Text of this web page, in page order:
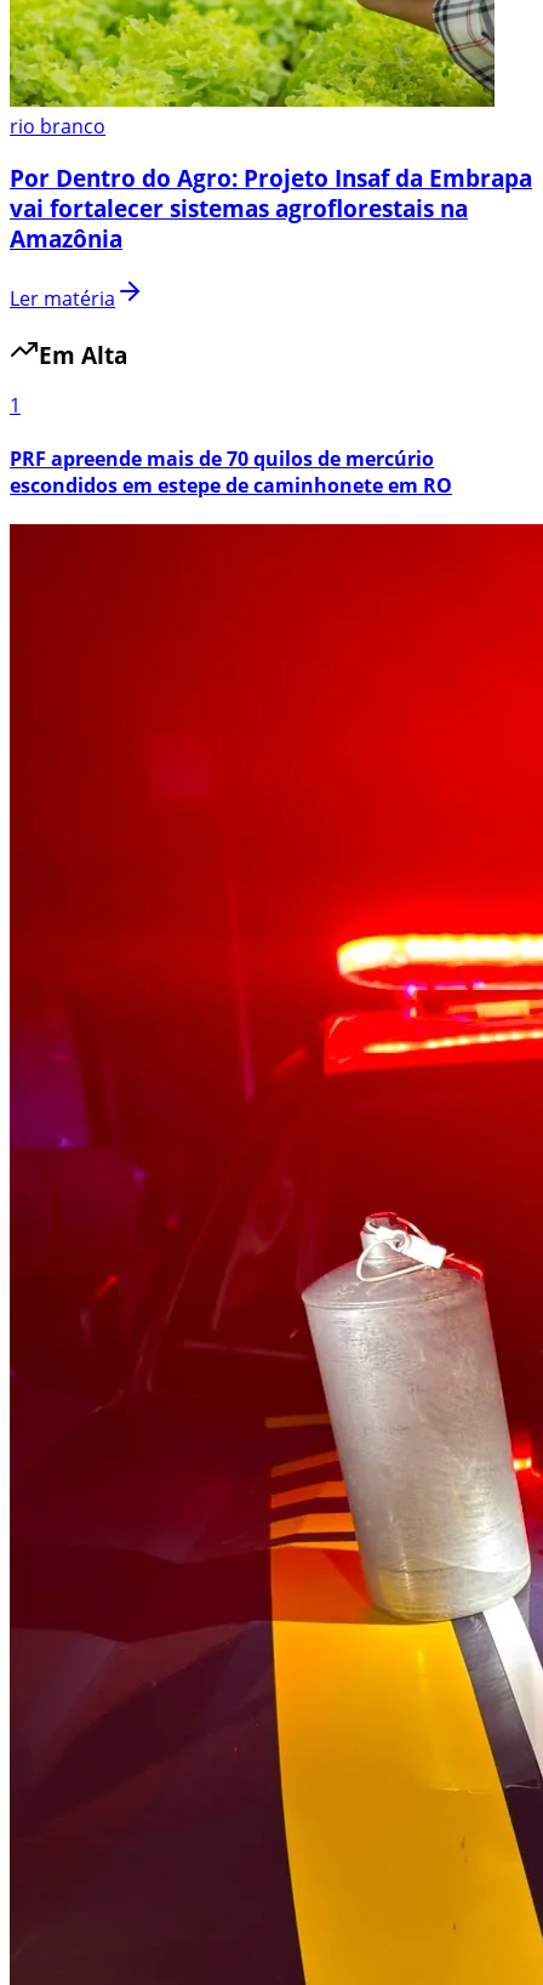
rio branco
Por Dentro do Agro: Projeto Insaf da Embrapa
vai fortalecer sistemas agroflorestais na
Amazônia
Ler matéria
Em Alta
1
PRF apreende mais de 70 quilos de mercúrio
escondidos em estepe de caminhonete em RO